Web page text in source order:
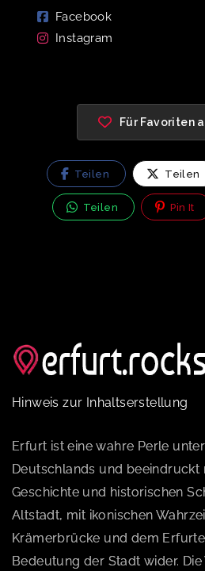
Facebook
Instagram
Für Favoriten
Teilen Teilen
Teilen Pin It
Hinweis zur Inhaltserstellung
Erfurt ist eine wahre Perle
Deutschlands und beeindruckt
Geschichte und historischen
Altstadt, mit ikonischen
Krämerbrücke und dem
Bedeutung der Stadt wider. Die